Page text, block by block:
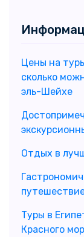
Цены на
сколько
эль-Шейхе
Отдых в
Туры в
Красного